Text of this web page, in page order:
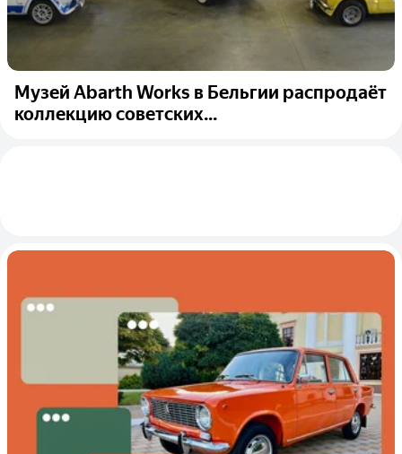
Музей Abarth Works в Бельгии распродаёт
коллекцию советских...